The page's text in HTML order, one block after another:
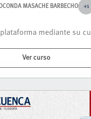
MASACHE BARBECHO +1
físicos que suc...
Ver curso